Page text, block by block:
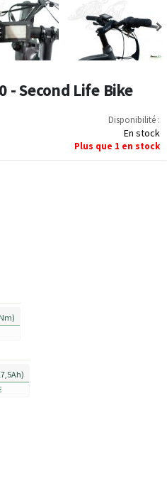
- Second Life Bike
Disponibilité :
En stock
Plus que 1 en stock